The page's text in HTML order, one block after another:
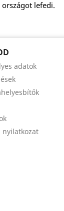
országot lefedi.
adatok
nyilatkozat